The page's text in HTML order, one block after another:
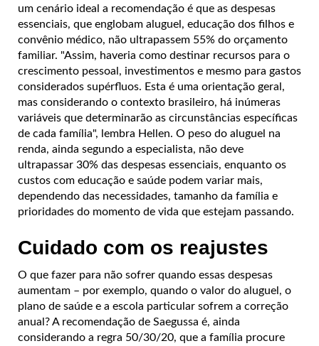
um cenário ideal a recomendação é que as despesas
essenciais, que englobam aluguel, educação dos filhos e
convênio médico, não ultrapassem 55% do orçamento
familiar. "Assim, haveria como destinar recursos para o
crescimento pessoal, investimentos e mesmo para gastos
considerados supérfluos. Esta é uma orientação geral,
mas considerando o contexto brasileiro, há inúmeras
variáveis que determinarão as circunstâncias específicas
de cada família", lembra Hellen. O peso do aluguel na
renda, ainda segundo a especialista, não deve
ultrapassar 30% das despesas essenciais, enquanto os
custos com educação e saúde podem variar mais,
dependendo das necessidades, tamanho da família e
prioridades do momento de vida que estejam passando.
Cuidado com os reajustes
O que fazer para não sofrer quando essas despesas
aumentam – por exemplo, quando o valor do aluguel, o
plano de saúde e a escola particular sofrem a correção
anual?A recomendação de Saegussa é, ainda
considerando a regra 50/30/20, que a família procure